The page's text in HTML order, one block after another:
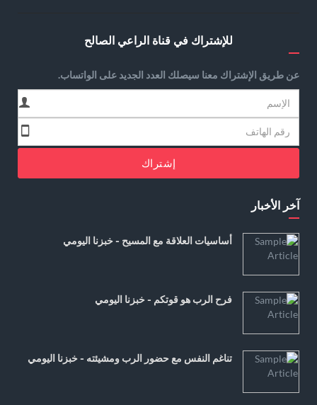
للإشتراك في قناة الراعي الصالح
عن طريق الإشتراك معنا سيصلك العدد الجديد على الواتساب.
إشتراك
آخر الأخبار
أساسيات العلاقة مع المسيح - خبزنا اليومي
فرح الرب هو قوتكم - خبزنا اليومي
تناغم النفس مع حضور الرب ومشيئته - خبزنا اليومي